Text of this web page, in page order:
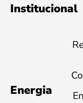
Institucional
Energia